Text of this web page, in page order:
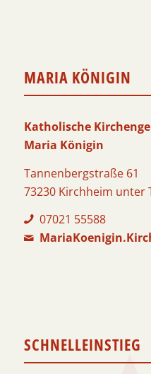
MARIA KÖNIGIN
Katholische
Maria Königin
Tannenbergstraße 61
73230 Kirchheim unter
07021 55588
SCHNELLEINSTIEG